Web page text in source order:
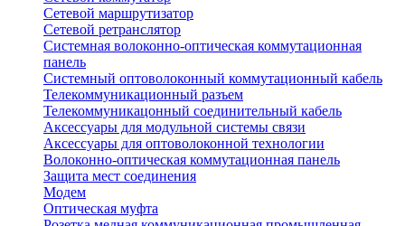
Сетевой маршрутизатор
Сетевой ретранслятор
Системная волоконно-оптическая коммутационная
панель
Системный оптоволоконный коммутационный кабель
Телекоммуникационный разъем
Телекоммуникацонный соединительный кабель
Аксессуары для модульной системы связи
Аксессуары для оптоволоконной технологии
Волоконно-оптическая коммутационная панель
Защита мест соединения
Модем
Оптическая муфта